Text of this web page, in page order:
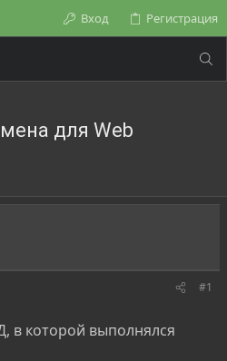
Вход Регистрация
для Web
#1
в которой выполнялся